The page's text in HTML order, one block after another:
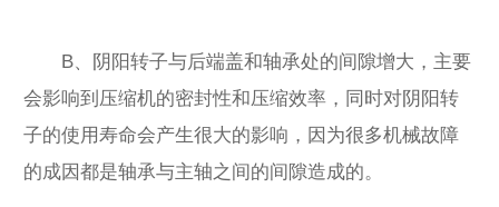
B、阴阳转子与后端盖和轴承处的间隙增大，主要
会影响到压缩机的密封性和压缩效率，同时对阴阳转
子的使用寿命会产生很大的影响，因为很多机械故障
的成因都是轴承与主轴之间的间隙造成的。